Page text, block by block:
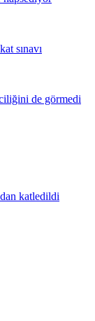
sınavı
de görmedi
katledildi